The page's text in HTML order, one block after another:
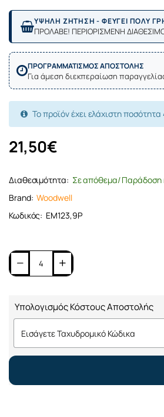
ΥΨΗΛΗ ΖΗΤΗΣΗ - ΦΕΥΓΕΙ ΠΟΛΥ
ΠΡΟΛΑΒΕ! ΠΕΡΙΟΡΙΣΜΕΝΗ
ΠΡΟΓΡΑΜΜΑΤΙΣΜΟΣ ΑΠΟΣΤΟΛΗΣ
Για άμεση διεκπεραίωση
Διαθεσιμότητα: Σε απόθεμα/ Παράδοση
Brand: Woodwell
Κωδικός: ΕΜ123,9P
21,50€
Το προϊόν έχει ελάχιστη ποσότητα
Υπολογισμός Κόστους Αποστολής